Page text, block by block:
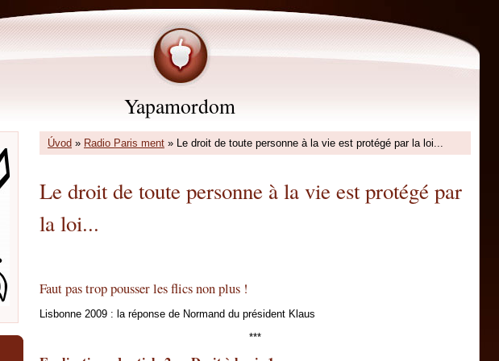
Yapamordom
Úvod » Radio Paris ment » Le droit de toute personne à la vie est protégé par la loi...
Le droit de toute personne à la vie est protégé par
la loi...
Faut pas trop pousser les flics non plus !
Lisbonne 2009 : la réponse de Normand du président Klaus
***